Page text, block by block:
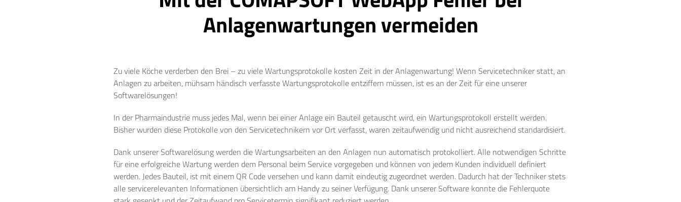
Anlagenwartungen vermeiden
Zu viele Köche verderben den Brei – zu viele Wartungsprotokolle kosten Zeit in der Anlagenwartung! Wenn Servicetechniker statt, an
Anlagen zu arbeiten, mühsam händisch verfasste Wartungsprotokolle entziffern müssen, ist es an der Zeit für eine unserer
Softwarelösungen!
In der Pharmaindustrie muss jedes Mal, wenn bei einer Anlage ein Bauteil getauscht wird, ein Wartungsprotokoll erstellt werden.
Bisher wurden diese Protokolle von den Servicetechnikern vor Ort verfasst, waren zeitaufwendig und nicht ausreichend standardisiert.
Dank unserer Softwarelösung werden die Wartungsarbeiten an den Anlagen nun automatisch protokolliert. Alle notwendigen Schritte
für eine erfolgreiche Wartung werden dem Personal beim Service vorgegeben und können von jedem Kunden individuell definiert
werden. Jedes Bauteil, ist mit einem QR Code versehen und kann damit eindeutig zugeordnet werden. Dadurch hat der Techniker stets
alle servicerelevanten Informationen übersichtlich am Handy zu seiner Verfügung. Dank unserer Software konnte die Fehlerquote